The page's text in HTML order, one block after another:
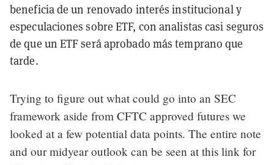
beneficia de un renovado interés institucional y
especulaciones sobre ETF, con analistas casi seguros
de que un ETF será aprobado más temprano que
tarde.
Trying to figure out what could go into an SEC
framework aside from CFTC approved futures we
looked at a few potential data points. The entire note
and our midyear outlook can be seen at this link for